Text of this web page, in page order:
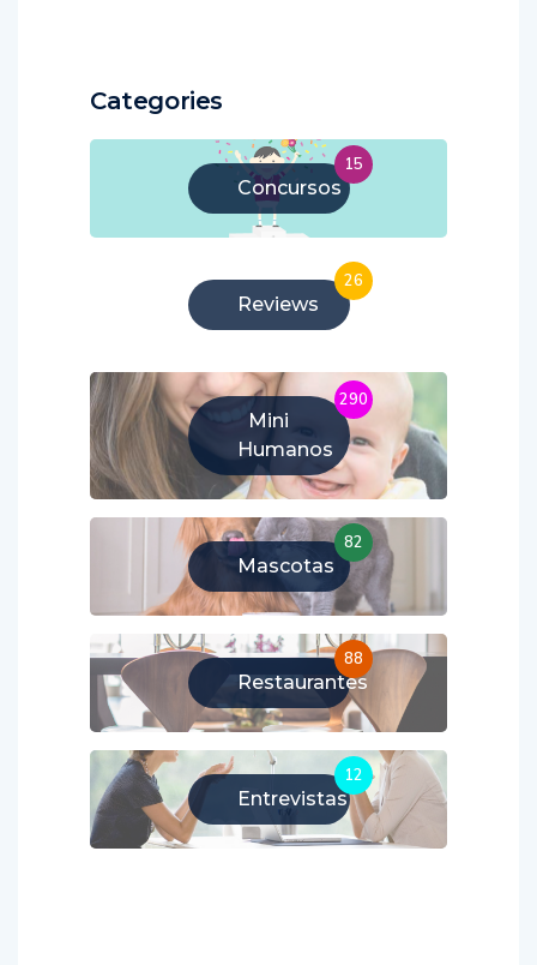
Categories
Concursos
15
Reviews
26
Mini
Humanos
290
Mascotas
82
Restaurantes
88
Entrevistas
12